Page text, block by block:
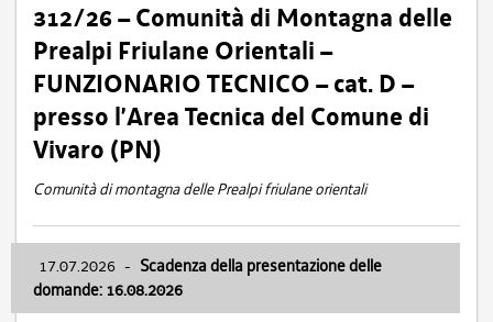
312/26 – Comunità di Montagna delle
Prealpi Friulane Orientali –
FUNZIONARIO TECNICO – cat. D –
presso l’Area Tecnica del Comune di
Vivaro (PN)
Comunità di montagna delle Prealpi friulane orientali
17.07.2026 - Scadenza della presentazione delle
domande: 16.08.2026